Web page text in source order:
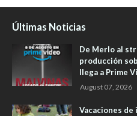
Últimas Noticias
De Merlo al
producción
llega a Prime
August 07, 2026
Vacaciones de